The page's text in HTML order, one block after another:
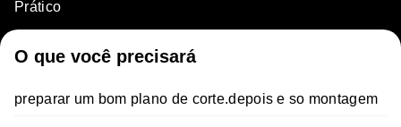
Prático
O que você precisará
preparar um bom plano de corte.depois e so montagem